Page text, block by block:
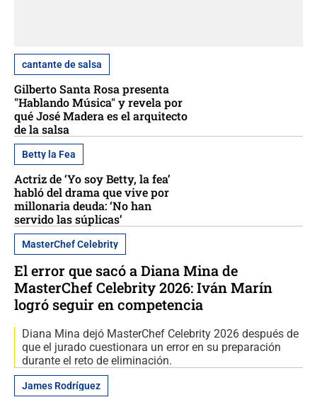
cantante de salsa
Gilberto Santa Rosa presenta
"Hablando Música" y revela por
qué José Madera es el arquitecto
de la salsa
Betty la Fea
Actriz de ‘Yo soy Betty, la fea’
habló del drama que vive por
millonaria deuda: ‘No han
servido las súplicas’
MasterChef Celebrity
El error que sacó a Diana Mina de
MasterChef Celebrity 2026: Iván Marín
logró seguir en competencia
Diana Mina dejó MasterChef Celebrity 2026 después de
que el jurado cuestionara un error en su preparación
durante el reto de eliminación.
James Rodríguez